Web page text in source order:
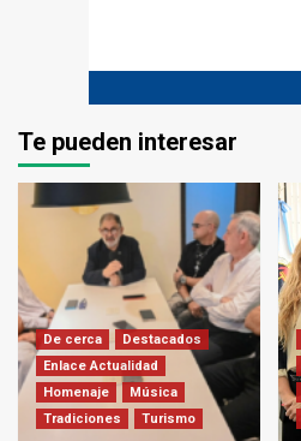
Te pueden interesar
De cerca
Destacados
Enlace Actualidad
Homenaje
Música
Tradiciones
Turismo